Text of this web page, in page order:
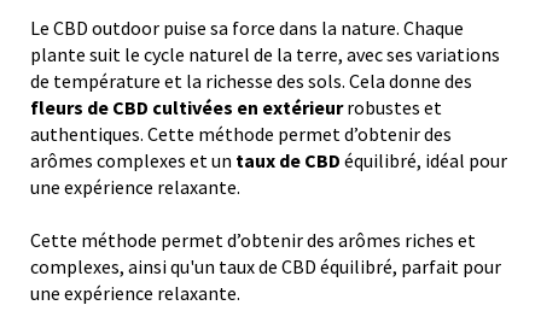
Le CBD outdoor puise sa force dans la nature. Chaque
plante suit le cycle naturel de la terre, avec ses variations
de température et la richesse des sols. Cela donne des
fleurs de CBD cultivées en extérieurrobustes et
authentiques. Cette méthode permet d’obtenir des
arômes complexes et un taux de CBD équilibré, idéal pour
une expérience relaxante.
Cette méthode permet d’obtenir des arômes riches et
complexes, ainsi qu'un taux de CBD équilibré, parfait pour
une expérience relaxante.